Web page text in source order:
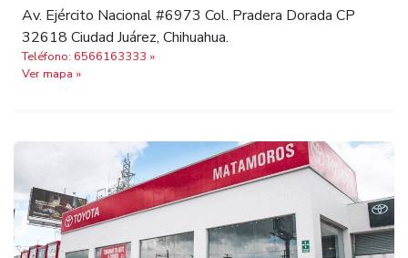
Av. Ejército Nacional #6973 Col. Pradera Dorada CP
32618 Ciudad Juárez, Chihuahua.
Teléfono: 6566163333 »
Ver mapa »